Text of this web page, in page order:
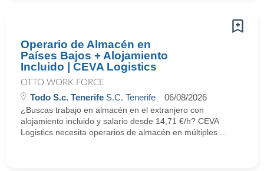
Operario de Almacén en
Países Bajos + Alojamiento
Incluido | CEVA Logistics
OTTO WORK FORCE
Todo S.c. Tenerife S.C. Tenerife 06/08/2026
¿Buscas trabajo en almacén en el extranjero con
alojamiento incluido y salario desde 14,71 €/h? CEVA
Logistics necesita operarios de almacén en múltiples ...